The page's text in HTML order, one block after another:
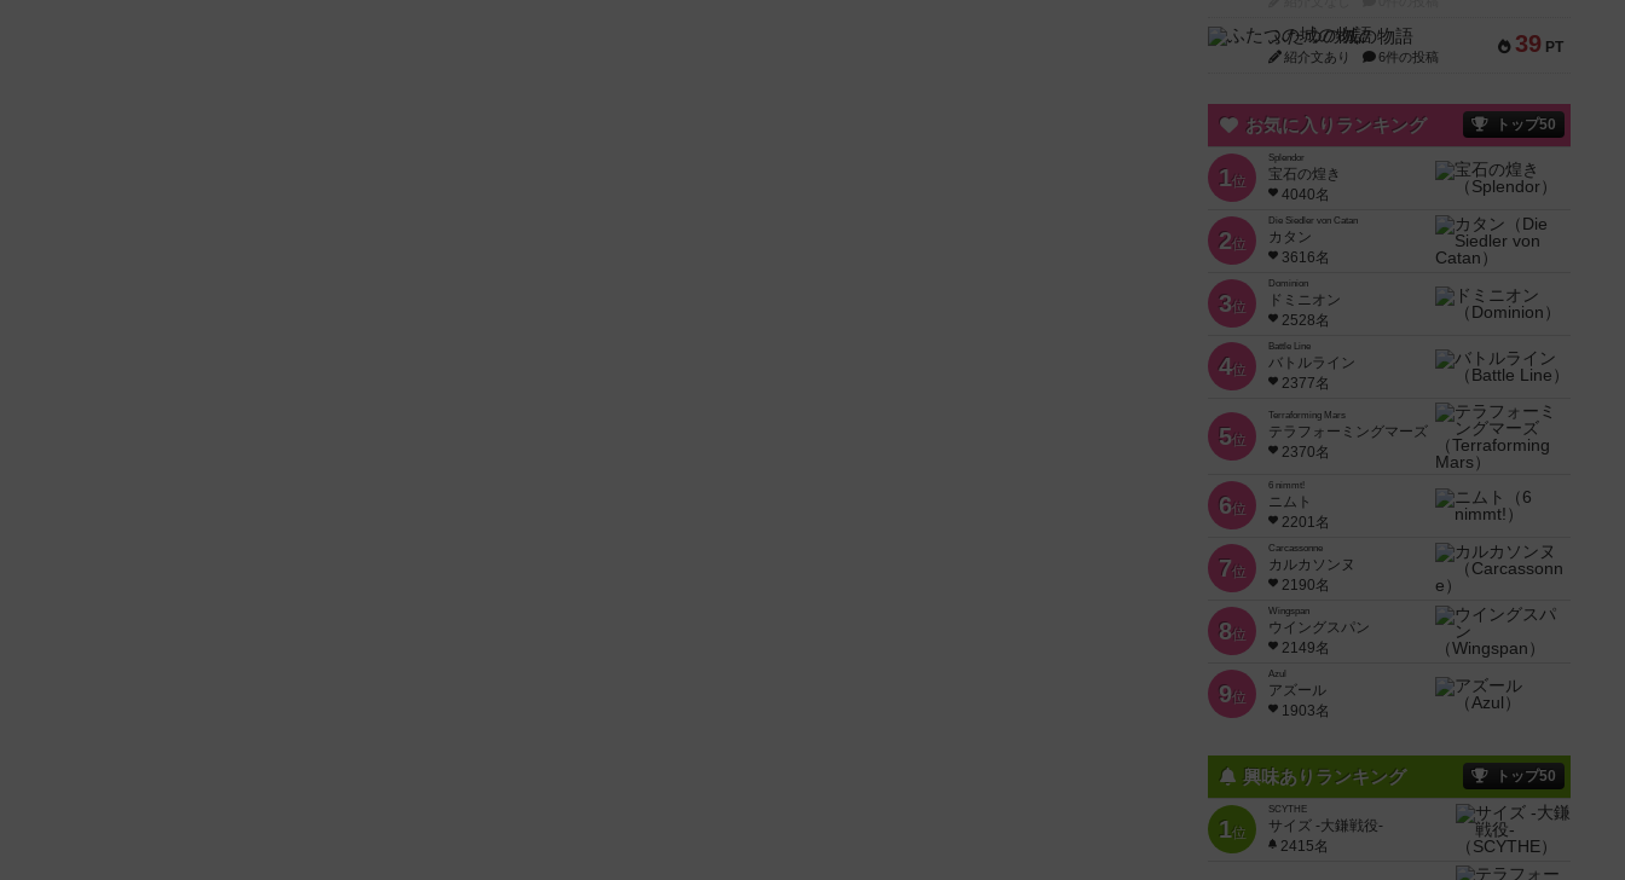
39 PT
ふたつの城の物語
紹介文あり 6件の投稿
お気に入りランキング トップ50
1位
Splendor
宝石の煌き
4040名
2位
Die Siedler von Catan
カタン
3616名
3位
Dominion
ドミニオン
2528名
4位
Battle Line
バトルライン
2377名
5位
Terraforming Mars
テラフォーミングマーズ
2370名
6位
6 nimmt!
ニムト
2201名
7位
Carcassonne
カルカソンヌ
2190名
8位
Wingspan
ウイングスパン
2149名
9位
Azul
アズール
1903名
興味ありランキング トップ50
1位
SCYTHE
サイズ -大鎌戦役-
2415名